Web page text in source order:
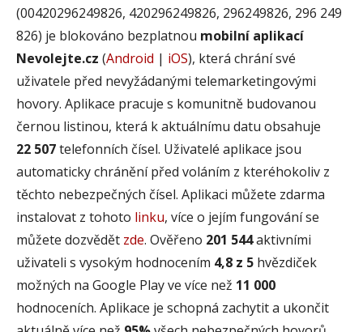
(00420296249826, 420296249826, 296249826, 296 249
826) je blokováno bezplatnou mobilní aplikací
Nevolejte.cz (Android | iOS), která chrání své
uživatele před nevyžádanými telemarketingovými
hovory. Aplikace pracuje s komunitně budovanou
černou listinou, která k aktuálnímu datu obsahuje
22 507telefonních čísel. Uživatelé aplikace jsou
automaticky chránění před voláním z kteréhokoliv z
těchto nebezpečných čísel. Aplikaci můžete zdarma
instalovat z tohoto linku, více o jejím fungování se
můžete dozvědět zde. Ověřeno 201 544aktivními
uživateli s vysokým hodnocením 4,8 z 5 hvězdiček
možných na Google Play ve více než 11 000
hodnoceních. Aplikace je schopná zachytit a ukončit